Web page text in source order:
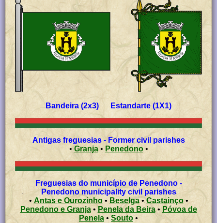
Bandeira (2x3) Estandarte (1X1)
Antigas freguesias - Former civil parishes
• Granja• Penedono•
Freguesias do município de Penedono -
Penedono municipality civil parishes
•
Antas e Ourozinho• Beselga•Castainço•
Penedono e Granja• Penela da Beira• Póvoa de
Penela • Souto •